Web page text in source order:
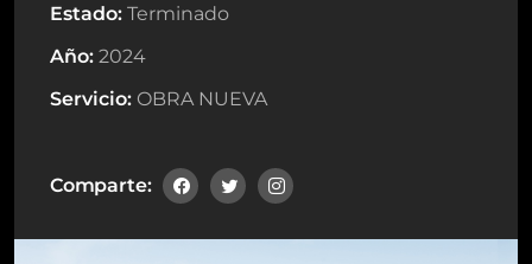
Estado: Terminado
Año: 2024
Servicio: OBRA NUEVA
Comparte: